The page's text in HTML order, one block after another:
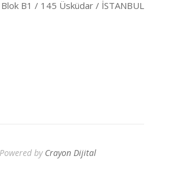
B1 / 145 Üsküdar / İSTANBUL
by Crayon Dijital